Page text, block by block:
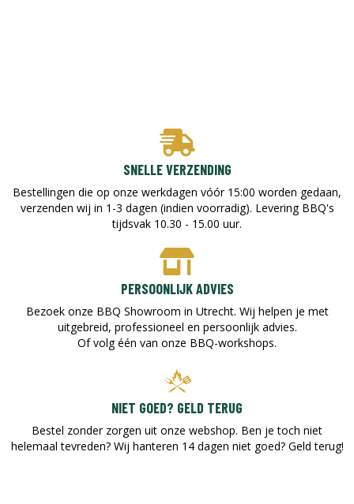
SNELLE VERZENDING
Bestellingen die op onze werkdagen vóór 15:00 worden gedaan,
verzenden wij in 1-3 dagen (indien voorradig). Levering BBQ's
tijdsvak 10.30 - 15.00 uur.
PERSOONLIJK ADVIES
Bezoek onze BBQ Showroom in Utrecht. Wij helpen je met
uitgebreid, professioneel en persoonlijk advies.
Of volg één van onze BBQ-workshops.
NIET GOED? GELD TERUG
Bestel zonder zorgen uit onze webshop. Ben je toch niet
helemaal tevreden? Wij hanteren 14 dagen niet goed? Geld terug!​